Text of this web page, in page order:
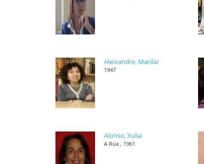
Aleixandre, Marilar
1947
Alonso, Xulia
A Rúa , 1961